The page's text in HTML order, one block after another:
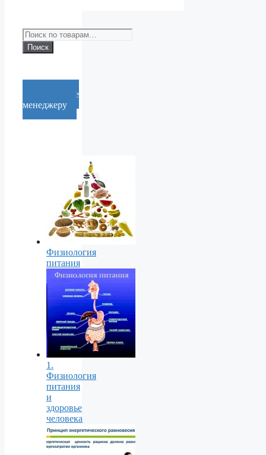
Искать:
Поиск
Cообщение
менеджеру
Физиология
питания
1.
Физиология
питания
и
здоровье
человека